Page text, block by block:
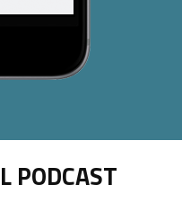
PODCAST